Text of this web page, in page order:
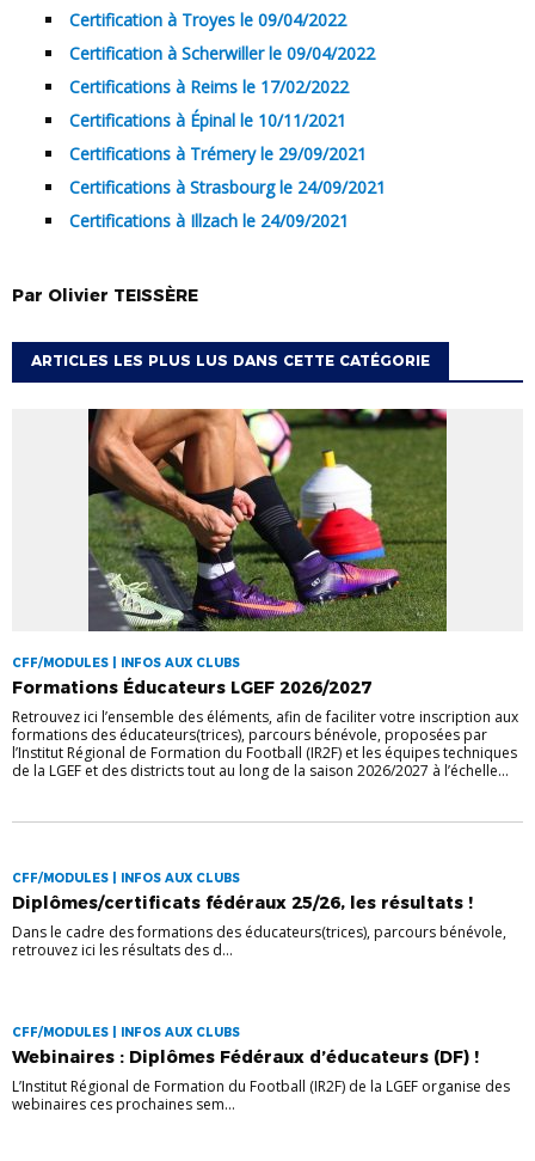
Certification à Troyes le 09/04/2022
Certification à Scherwiller le 09/04/2022
Certifications à Reims le 17/02/2022
Certifications à Épinal le 10/11/2021
Certifications à Trémery le 29/09/2021
Certifications à Strasbourg le 24/09/2021
Certifications à Illzach le 24/09/2021
Par Olivier TEISSÈRE
ARTICLES LES PLUS LUS DANS CETTE CATÉGORIE
CFF/MODULES | INFOS AUX CLUBS
Formations Éducateurs LGEF 2026/2027
Retrouvez ici l’ensemble des éléments, afin de faciliter votre inscription aux
formations des éducateurs(trices), parcours bénévole, proposées par
l’Institut Régional de Formation du Football (IR2F) et les équipes techniques
de la LGEF et des districts tout au long de la saison 2026/2027 à l’échelle...
CFF/MODULES | INFOS AUX CLUBS
Diplômes/certificats fédéraux 25/26, les résultats !
Dans le cadre des formations des éducateurs(trices), parcours bénévole,
retrouvez ici les résultats des d...
CFF/MODULES | INFOS AUX CLUBS
Webinaires : Diplômes Fédéraux d’éducateurs (DF) !
L’Institut Régional de Formation du Football (IR2F) de la LGEF organise des
webinaires ces prochaines sem...